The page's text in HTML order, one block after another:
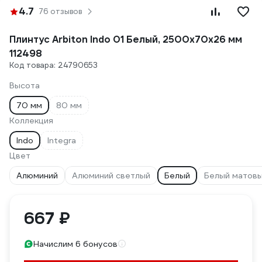
4.7 76 отзывов
Плинтус Arbiton Indo 01 Белый, 2500x70x26 мм
112498
Код товара: 24790653
Высота
70 мм
80 мм
Коллекция
Indo
Integra
Цвет
Алюминий
Алюминий светлый Белый Белый
667 ₽
Начислим 6 бонусов